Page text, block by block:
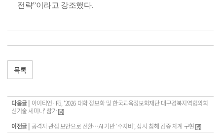
전략”이라고 강조했다.
목록
다음글 | 아이티언·F5, '2026 대학 정보화 및 한국교육정보화재단 대구경북지역협의회
신기술 세미나' 참가
이전글 | 공격자 관점 보안으로 전환…AI 기반 ‘수지비’, 상시 침해 검증 체계 구현